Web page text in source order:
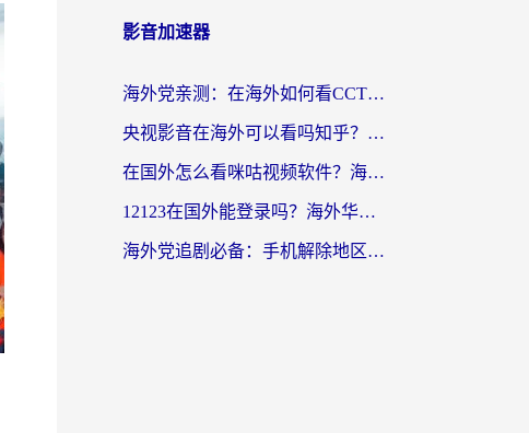
影音加速器
海外党亲测：在海外如何看CCTV？告别“仅限大陆播放”的实用指南
央视影音在海外可以看吗知乎？留学生亲测：3步解决地域限制+追剧自由
在国外怎么看咪咕视频软件？海外党亲测有效的回国加速方案
12123在国外能登录吗？海外华人必看的回国加速实用指南
海外党追剧必备：手机解除地区限制app怎么选？解决央视视频&国内剧地区限制全指南